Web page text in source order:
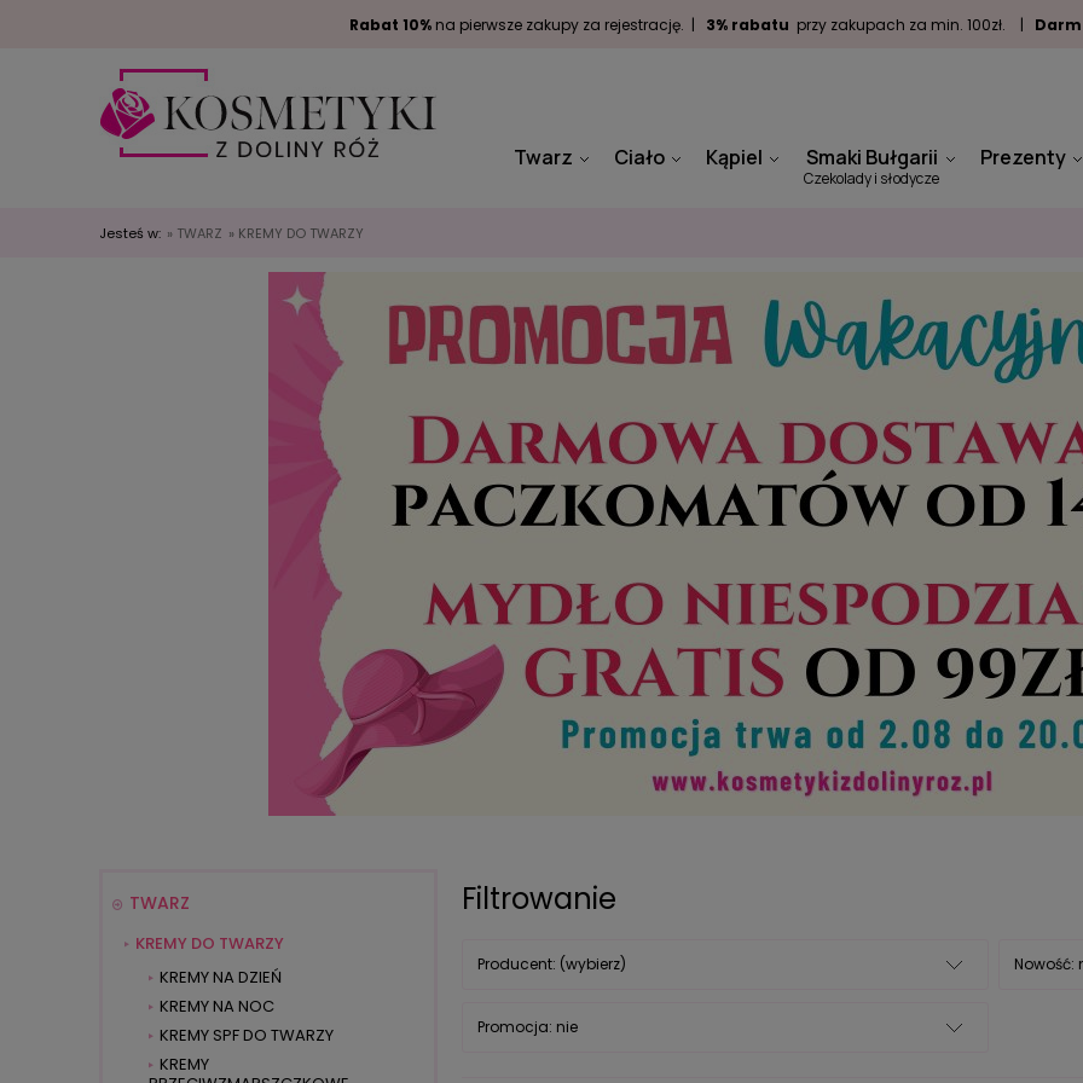
Rabat 10% na pierwsze zakupy za rejestrację. | 3% rabatu przy zakupach za min. 100zł. |
Twarz Ciało Kąpiel Smaki Bułgarii
Czekolady i słodycze
Prezenty
Jesteś w: » TWARZ » KREMY DO TWARZY
TWARZ
KREMY DO TWARZY
KREMY NA DZIEŃ
KREMY NA NOC
KREMY SPF DO TWARZY
KREMY
Filtrowanie
Producent: (wybierz) Nowość:
Promocja: nie